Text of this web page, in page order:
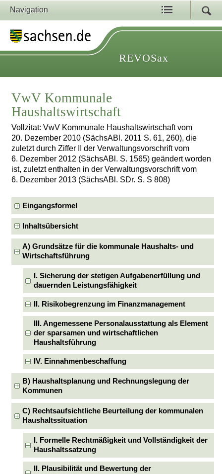
Navigation
REVOSax
VwV Kommunale
Haushaltswirtschaft
Vollzitat: VwV Kommunale Haushaltswirtschaft vom
20. Dezember 2010 (SächsABl. 2011 S. 61, 260), die
zuletzt durch Ziffer II der Verwaltungsvorschrift vom
6. Dezember 2012 (SächsABl. S. 1565) geändert worden
ist, zuletzt enthalten in der Verwaltungsvorschrift vom
6. Dezember 2013 (SächsABl. SDr. S. S 808)
Eingangsformel
Inhaltsübersicht
A) Grundsätze für die kommunale Haushalts- und
Wirtschaftsführung
I. Sicherung der stetigen Aufgabenerfüllung und
dauernden Leistungsfähigkeit
II. Risikobegrenzung im Finanzmanagement
III. Angemessene Personalausstattung als Element
der sparsamen und wirtschaftlichen
Haushaltsführung
IV. Einnahmenbeschaffung
B) Haushaltsplanung und Rechnungslegung der
Kommunen
C) Rechtsaufsichtliche Beurteilung der kommunalen
Haushaltssituation
I. Formelle Rechtmäßigkeit und Vollständigkeit der
Haushaltssatzung
II. Plausibilität und Bewertung der